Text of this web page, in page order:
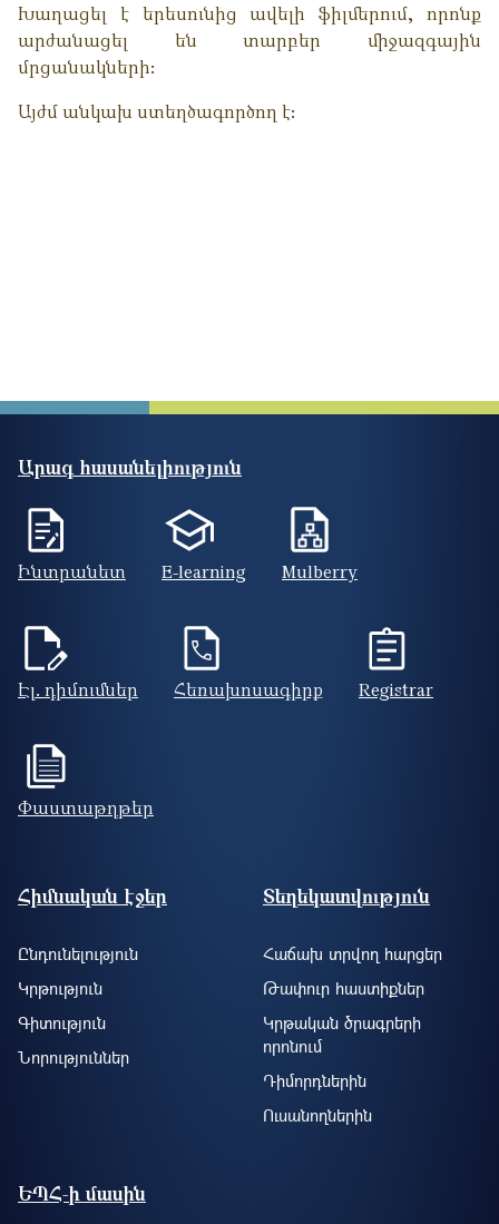
Խաղացել է երեսունից ավելի ֆիլմերում, որոնք
արժանացել են տարբեր միջազգային
մրցանակների։
Այժմ անկախ ստեղծագործող է։
Արագ հասանելիություն
Ինտրանետ E-learning Mulberry
Էլ. դիմումներ Հեռախոսագիրք Registrar
Փաստաթղթեր
Footer site information
Հիմնական էջեր
Ընդունելություն
Կրթություն
Գիտություն
Նորություններ
Տեղեկատվություն
Հաճախ տրվող հարցեր
Թափուր հաստիքներ
Կրթական ծրագրերի
որոնում
Դիմորդներին
Ուսանողներին
ԵՊՀ-ի մասին